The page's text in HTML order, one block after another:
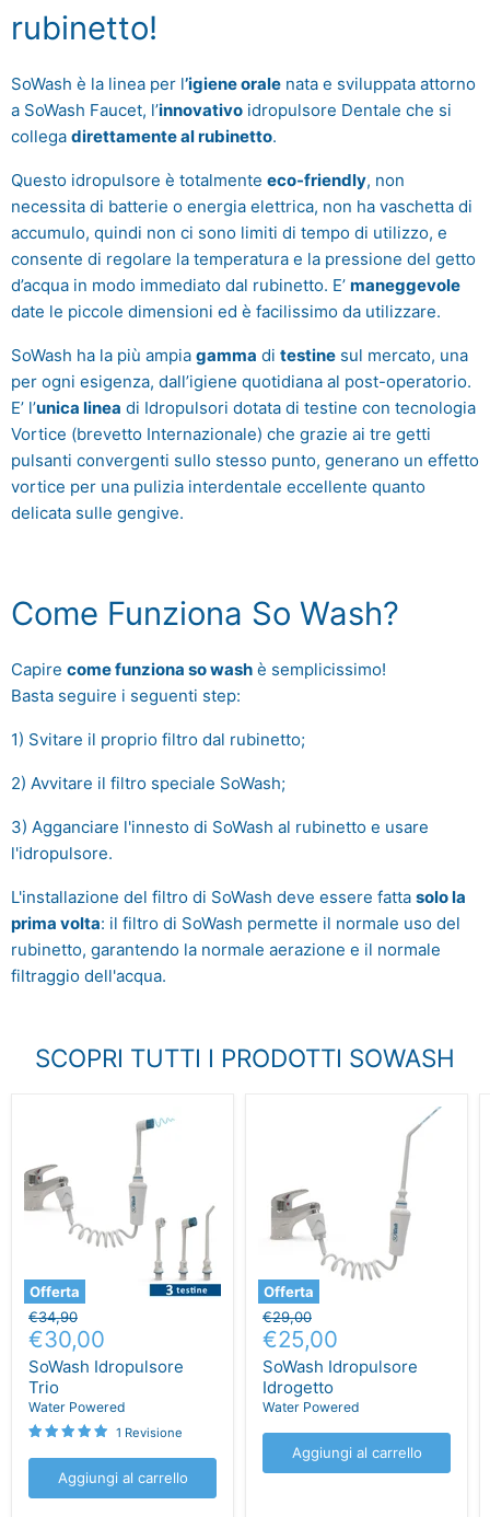
rubinetto!
SoWash è la linea per l’igiene orale nata e sviluppata attorno
a SoWash Faucet, l’innovativo idropulsore Dentale che si
collega direttamente al rubinetto.
Questo idropulsore è totalmente eco-friendly, non
necessita di batterie o energia elettrica, non ha vaschetta di
accumulo, quindi non ci sono limiti di tempo di utilizzo, e
consente di regolare la temperatura e la pressione del getto
d’acqua in modo immediato dal rubinetto. E’ maneggevole
date le piccole dimensioni ed è facilissimo da utilizzare.
SoWash ha la più ampia gamma di testine sul mercato, una
per ogni esigenza, dall’igiene quotidiana al post-operatorio.
E’ l’unica linea di Idropulsori dotata di testine con tecnologia
Vortice (brevetto Internazionale) che grazie ai tre getti
pulsanti convergenti sullo stesso punto, generano un effetto
vortice per una pulizia interdentale eccellente quanto
delicata sulle gengive.
Come Funziona So Wash?
Capire come funziona so wash è semplicissimo!
Basta seguire i seguenti step:
1) Svitare il proprio filtro dal rubinetto;
2) Avvitare il filtro speciale SoWash;
3) Agganciare l'innesto di SoWash al rubinetto e usare
l'idropulsore.
L'installazione del filtro di SoWash deve essere fatta solo la
prima volta: il filtro di SoWash permette il normale uso del
rubinetto, garantendo la normale aerazione e il normale
filtraggio dell'acqua.
SCOPRI TUTTI I PRODOTTI SOWASH
Offerta
Prezzo
originale
€34,90
Prezzo
attuale
€30,00
SoWash Idropulsore
Trio
Water Powered
1 Revisione
Aggiungi al carrello
Offerta
Prezzo
originale
€29,00
Prezzo
attuale
€25,00
SoWash Idropulsore
Idrogetto
Water Powered
Aggiungi al carrello